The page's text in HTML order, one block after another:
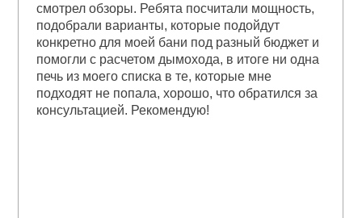
смотрел обзоры. Ребята посчитали мощность,
подобрали варианты, которые подойдут
конкретно для моей бани под разный бюджет и
помогли с расчетом дымохода, в итоге ни одна
печь из моего списка в те, которые мне
подходят не попала, хорошо, что обратился за
консультацией. Рекомендую!